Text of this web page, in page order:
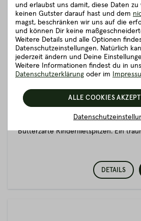
RINDERFILETSPITZEN VON
250G
von der österr. Kalbin (Färse)
Sofort verfügbar. Lieferzeit: 1 Werktag
Butterzarte Rinderfiletspitzen. Ein
DETAILS
und erlaubst uns damit, diese Daten zu
keinen Gutster darauf hast und dem
magst, beschränken wir uns auf die
und können Dir keine
Weitere Details und alle Optionen
Datenschutzeinstellungen. Natürlich
jederzeit ändern und Deine
Weitere Informationen findest du in
Datenschutzerklärung oder im
ALLE COOKIES